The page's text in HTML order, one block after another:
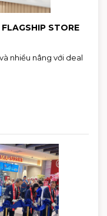
STORE
nhiều nâng với deal